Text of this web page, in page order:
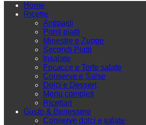
Home
Ricette
Antipasti
Primi piatti
Minestre e Zuppe
Secondi Piatti
Insalate
Focacce e Torte salate
Conserve e Salse
Dolci e Dessert
Menu completi
Ricettari
Gusto & Benessere
Conserve dolci e salate